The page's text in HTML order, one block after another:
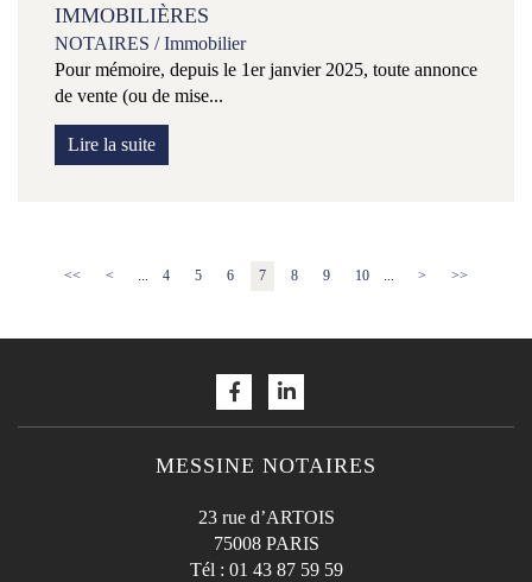
IMMOBILIÈRES
NOTAIRES /Immobilier
Pour mémoire, depuis le 1er janvier 2025, toute annonce
de vente (ou de mise...
Lire la suite
<< < ... 4 5 6 7 8 9 10 ... > >>
MESSINE NOTAIRES
23 rue d’ARTOIS
75008 PARIS
Tél : 01 43 87 59 59